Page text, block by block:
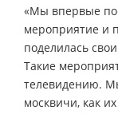
«Мы впервые
мероприятие и
поделилась
Такие
телевидению.
москвичи, как